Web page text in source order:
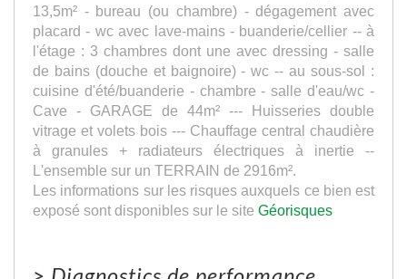
13,5m² - bureau (ou chambre) - dégagement avec
placard - wc avec lave-mains - buanderie/cellier -- à
l'étage : 3 chambres dont une avec dressing - salle
de bains (douche et baignoire) - wc -- au sous-sol :
cuisine d'été/buanderie - chambre - salle d'eau/wc -
Cave - GARAGE de 44m² --- Huisseries double
vitrage et volets bois --- Chauffage central chaudière
à granules + radiateurs électriques à inertie --
L'ensemble sur un TERRAIN de 2916m².
Les informations sur les risques auxquels ce bien est
exposé sont disponibles sur le site Géorisques